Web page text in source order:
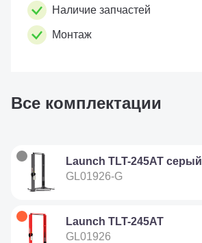
Наличие запчастей
Монтаж
Все комплектации
Launch TLT-245AT серый
GL01926-G
Launch TLT-245AT
GL01926